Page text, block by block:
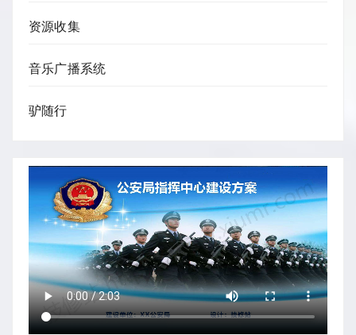
资源收集
音乐广播系统
驴随行